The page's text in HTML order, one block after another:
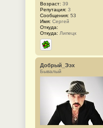
Возраст: 39
Репутация: 3
Сообщения: 53
Имя: Сергей
Откуда:
Откуда: Липецк
ICQ
Добрый_Ээх
Бывалый